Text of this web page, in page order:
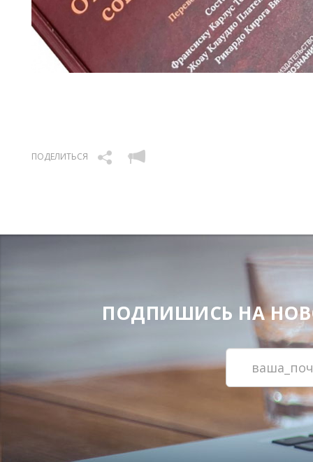
ПОДЕЛИТЬСЯ
ПОДПИШИСЬ НА